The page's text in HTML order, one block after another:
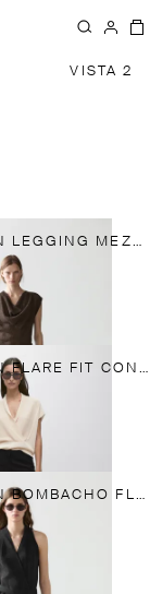
VISTA 2
PANTALÓN LEGGING MEZCLA SEDA
PANTALÓN FLARE FIT CON ALGODÓN
PANTALÓN BOMBACHO FLUIDO CON LINO